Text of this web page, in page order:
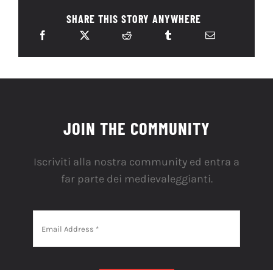
SHARE THIS STORY ANYWHERE
JOIN THE COMMUNITY
Iscriviti alla nostra community ed entra a
far parte dei medievaleggianti.